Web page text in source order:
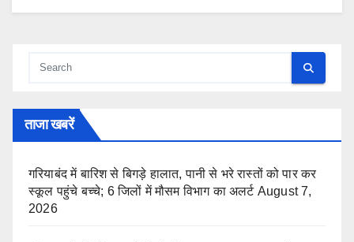
ताजा खबरें
गरियाबंद में बारिश से बिगड़े हालात, पानी से भरे रास्तों को पार कर
स्कूल पहुंचे बच्चे; 6 जिलों में मौसम विभाग का अलर्ट August 7,
2026